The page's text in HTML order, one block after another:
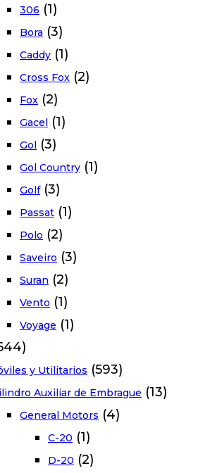
306 (1)
Bora (3)
Caddy (1)
Cross Fox (2)
Fox (2)
Gacel (1)
Gol (3)
Gol Country (1)
Golf (3)
Passat (1)
Polo (2)
Saveiro (3)
Suran (2)
Vento (1)
Voyage (1)
y Utilitarios (593)
Auxiliar de Embrague (13)
General Motors (4)
C-20 (1)
D-20 (2)